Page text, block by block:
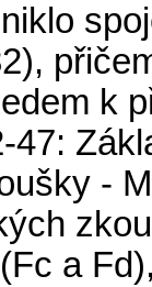
k
47:
-
a